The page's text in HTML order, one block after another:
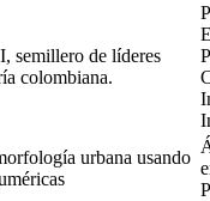
semillero de líderes
colombiana.
urbana usando